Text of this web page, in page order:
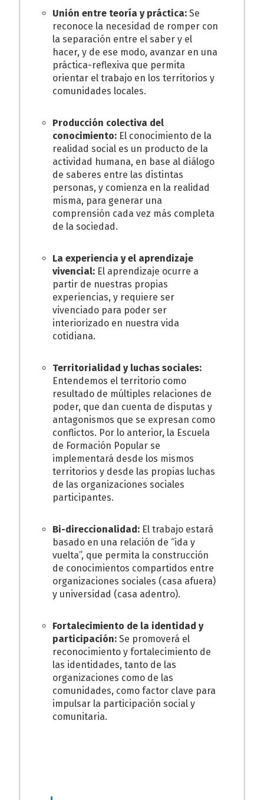
Unión entre teoría y práctica: Se
reconoce la necesidad de romper con
la separación entre el saber y el
hacer, y de ese modo, avanzar en una
práctica-reflexiva que permita
orientar el trabajo en los territorios y
comunidades locales.
Producción colectiva del
conocimiento: El conocimiento de la
realidad social es un producto de la
actividad humana, en base al diálogo
de saberes entre las distintas
personas, y comienza en la realidad
misma, para generar una
comprensión cada vez más completa
de la sociedad.
La experiencia y el aprendizaje
vivencial: El aprendizaje ocurre a
partir de nuestras propias
experiencias, y requiere ser
vivenciado para poder ser
interiorizado en nuestra vida
cotidiana.
Territorialidad y luchas sociales:
Entendemos el territorio como
resultado de múltiples relaciones de
poder, que dan cuenta de disputas y
antagonismos que se expresan como
conflictos. Por lo anterior, la Escuela
de Formación Popular se
implementará desde los mismos
territorios y desde las propias luchas
de las organizaciones sociales
participantes.
Bi-direccionalidad: El trabajo estará
basado en una relación de “ida y
vuelta”, que permita la construcción
de conocimientos compartidos entre
organizaciones sociales (casa afuera)
y universidad (casa adentro).
Fortalecimiento de la identidad y
participación: Se promoverá el
reconocimiento y fortalecimiento de
las identidades, tanto de las
organizaciones como de las
comunidades, como factor clave para
impulsar la participación social y
comunitaria.